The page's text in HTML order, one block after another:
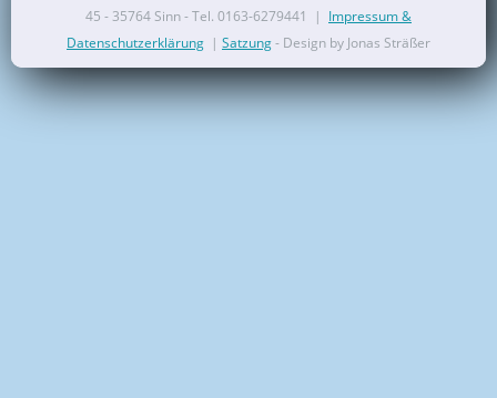
45 - 35764 Sinn - Tel. 0163-6279441 | Impressum &
Datenschutzerklärung | Satzung- Design by Jonas Sträßer